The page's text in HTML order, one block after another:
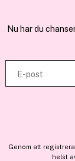
Nu har du
E-post
Genom att
helst